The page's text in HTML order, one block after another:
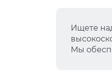
Ищете
Мы